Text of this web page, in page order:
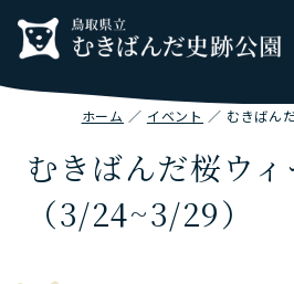
ホーム イベント むきばん
むきばんだ桜ウィ
（3/24~3/29）